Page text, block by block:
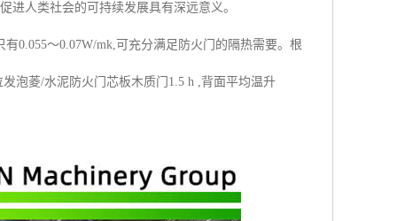
进人类社会的可持续发展具有深远意义。
0.055～0.07W/mk,可充分满足防火门的隔热需要。根
泡菱/水泥防火门芯板木质门1.5 h ,背面平均温升